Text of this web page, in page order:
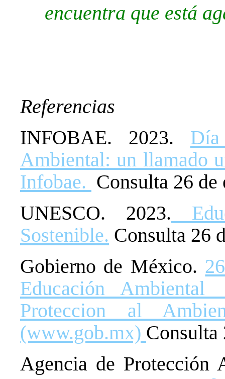
encuentra que está
Referencias
INFOBAE. 2023.
Ambiental: un llamado
Infobae. Consulta 26 de
UNESCO. 2023.
Sostenible. Consulta 26
Gobierno de México.
Educación
Proteccion al
(www.gob.mx) Consulta
Agencia de Protección